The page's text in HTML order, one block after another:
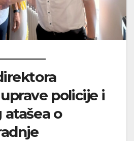
policije i
o